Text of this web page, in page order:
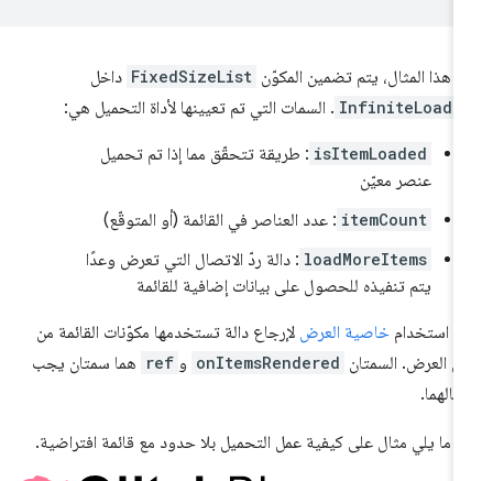
هذا المثال، يتم تضمين المكوّن FixedSizeList داخل
. السمات التي تم تعيينها لأداة التحميل هي:
isItemLoaded : طريقة تتحقّق مما إذا تم تحميل
عنصر معيّن
itemCount : عدد العناصر في القائمة (أو المتوقّع)
loadMoreItems : دالة ردّ الاتصال التي تعرض وعدًا
يتم تنفيذه للحصول على بيانات إضافية للقائمة
استخدامخاصية العرضلإرجاع دالة تستخدمها مكوّنات القائمة من
العرض. السمتان onItemsRendered و ref هما سمتان يجب
ما يلي مثال على كيفية عمل التحميل بلا حدود مع قائمة افتراضية.